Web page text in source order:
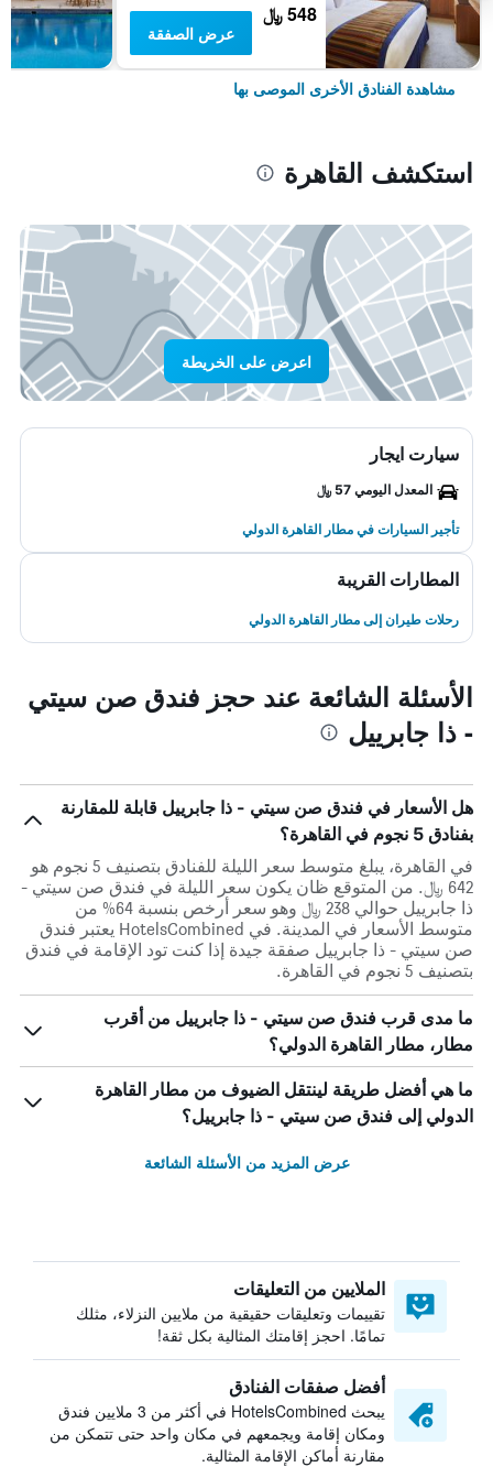
548 ﷼
عرض الصفقة
مشاهدة الفنادق الأخرى الموصى بها
استكشف القاهرة
اعرض على الخريطة
سيارت ايجار
المعدل اليومي 57 ﷼
تأجير السيارات في مطار القاهرة الدولي
المطارات القريبة
رحلات طيران إلى مطار القاهرة الدولي
الأسئلة الشائعة عند حجز فندق صن سيتي
- ذا جابرييل
هل الأسعار في فندق صن سيتي - ذا جابرييل قابلة للمقارنة
بفنادق 5 نجوم في القاهرة؟
في القاهرة، يبلغ متوسط ​​سعر الليلة للفنادق بتصنيف 5 نجوم هو
642 ﷼. من المتوقع ظان يكون سعر الليلة في فندق صن سيتي -
ذا جابرييل حوالي 238 ﷼ وهو سعر أرخص بنسبة 64% من
متوسط الأسعار في المدينة. في HotelsCombined يعتبر فندق
صن سيتي - ذا جابرييل صفقة جيدة إذا كنت تود الإقامة في فندق
بتصنيف 5 نجوم في القاهرة.
ما مدى قرب فندق صن سيتي - ذا جابرييل من أقرب
مطار، مطار القاهرة الدولي؟
ما هي أفضل طريقة لينتقل الضيوف من مطار القاهرة
الدولي إلى فندق صن سيتي - ذا جابرييل؟
عرض المزيد من الأسئلة الشائعة
الملايين من التعليقات
تقييمات وتعليقات حقيقية من ملايين النزلاء، مثلك
تمامًا. احجز إقامتك المثالية بكل ثقة!
أفضل صفقات الفنادق
يبحث HotelsCombined في أكثر من 3 ملايين فندق
ومكان إقامة ويجمعهم في مكان واحد حتى تتمكن من
مقارنة أماكن الإقامة المثالية.